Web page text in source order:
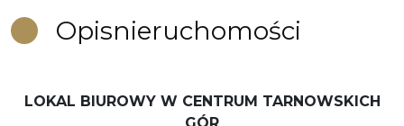
Opisnieruchomości
LOKAL BIUROWY W CENTRUM TARNOWSKICH